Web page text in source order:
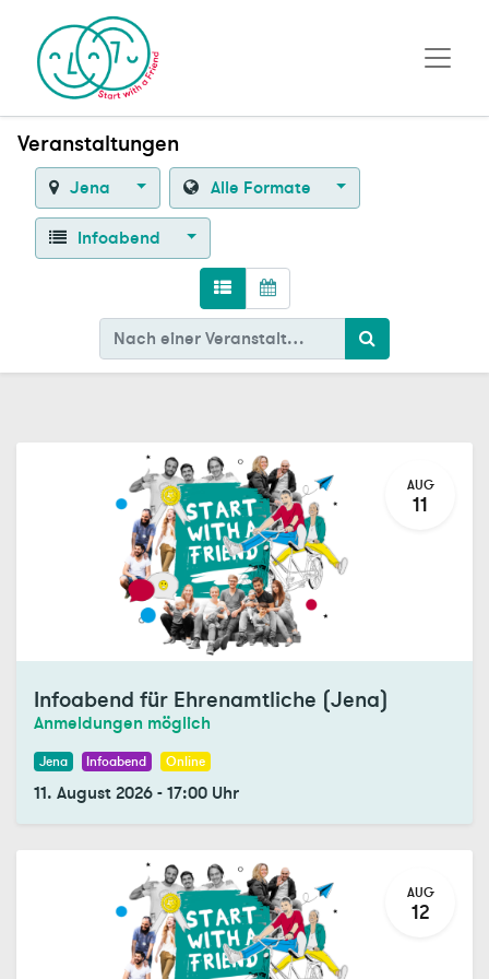
Veranstaltungen
Jena Alle Formate
Infoabend
AUG
11
Infoabend für Ehrenamtliche (Jena)
Anmeldungen möglich
Jena Infoabend Online
11. August 2026-17:00 Uhr
AUG
12